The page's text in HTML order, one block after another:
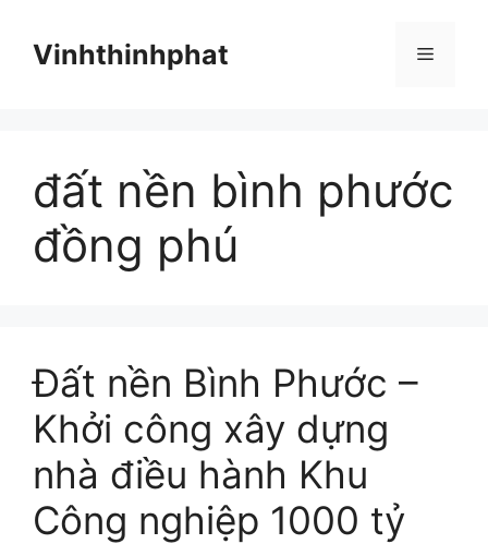
Vinhthinhphat Menu
đất nền bình phước
đồng phú
Đất nền Bình Phước –
Khởi công xây dựng
nhà điều hành Khu
Công nghiệp 1000 tỷ